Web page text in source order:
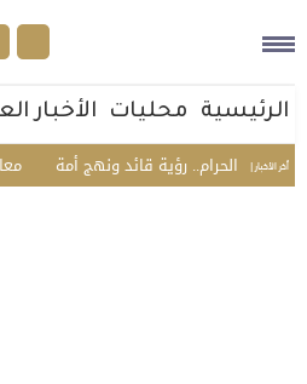
الرئيسية محليات الأخبار
أخر الأخبار | معالم رؤية قائد ونهج أمة